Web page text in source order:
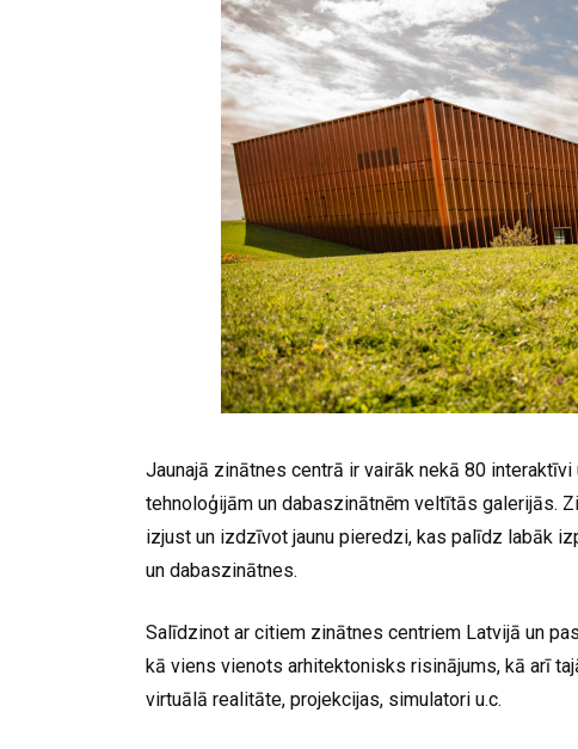
Jaunajā zinātnes centrā ir vairāk nekā 80
tehnoloģijām un dabaszinātnēm veltītās galerijās.
izjust un izdzīvot jaunu pieredzi, kas palīdz labāk
un dabaszinātnes.
Salīdzinot ar citiem zinātnes centriem Latvijā un
kā viens vienots arhitektonisks risinājums, kā arī
virtuālā realitāte, projekcijas, simulatori u.c.